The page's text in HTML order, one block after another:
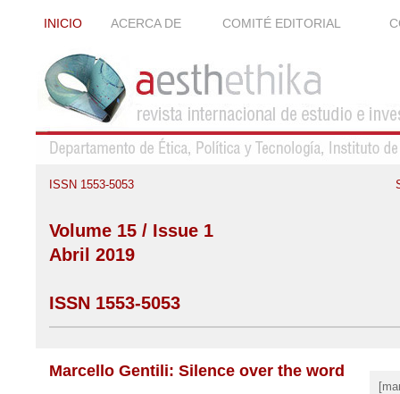
INICIO ACERCA DE COMITÉ EDITORIAL
ISSN 1553-5053
Volume 15 / Issue 1
Abril 2019
ISSN 1553-5053
Marcello Gentili: Silence over the word